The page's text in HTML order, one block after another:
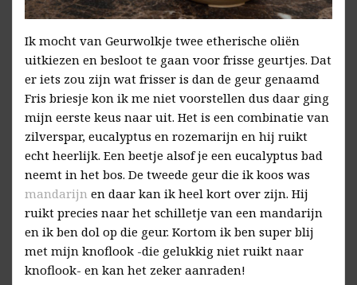
Ik mocht van Geurwolkje twee etherische oliën
uitkiezen en besloot te gaan voor frisse geurtjes. Dat
er iets zou zijn wat frisser is dan de geur genaamd
Fris briesje kon ik me niet voorstellen dus daar ging
mijn eerste keus naar uit. Het is een combinatie van
zilverspar, eucalyptus en rozemarijn en hij ruikt
echt heerlijk. Een beetje alsof je een eucalyptus bad
neemt in het bos. De tweede geur die ik koos was
mandarijn en daar kan ik heel kort over zijn. Hij
ruikt precies naar het schilletje van een mandarijn
en ik ben dol op die geur. Kortom ik ben super blij
met mijn knoflook -die gelukkig niet ruikt naar
knoflook- en kan het zeker aanraden!